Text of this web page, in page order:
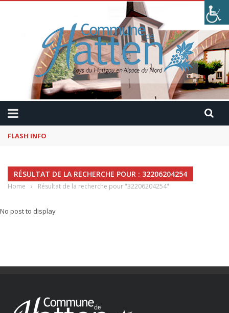
FLASH INFO
RÉSULTAT DE LA RECHERCHE POUR : 32206204254
Home › Résultat de la recherche pour "32206204254"
No post to display